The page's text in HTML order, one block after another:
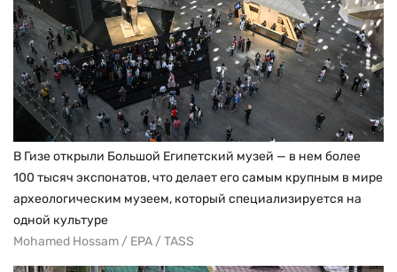
В Гизе открыли Большой Египетский музей — в нем более
100 тысяч экспонатов, что делает его самым крупным в мире
археологическим музеем, который специализируется на
одной культуре
Mohamed Hossam / EPA / TASS